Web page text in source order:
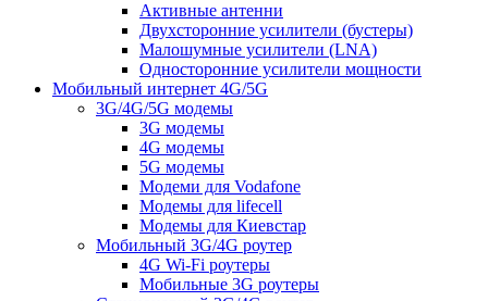
Активные антенни
Двухсторонние усилители (бустеры)
Малошумные усилители (LNA)
Односторонние усилители мощности
Мобильный интернет 4G/5G
3G/4G/5G модемы
3G модемы
4G модемы
5G модемы
Модеми для Vodafone
Модемы для lifecell
Модемы для Киевстар
Мобильный 3G/4G роутер
4G Wi-Fi роутеры
Мобильные 3G роутеры